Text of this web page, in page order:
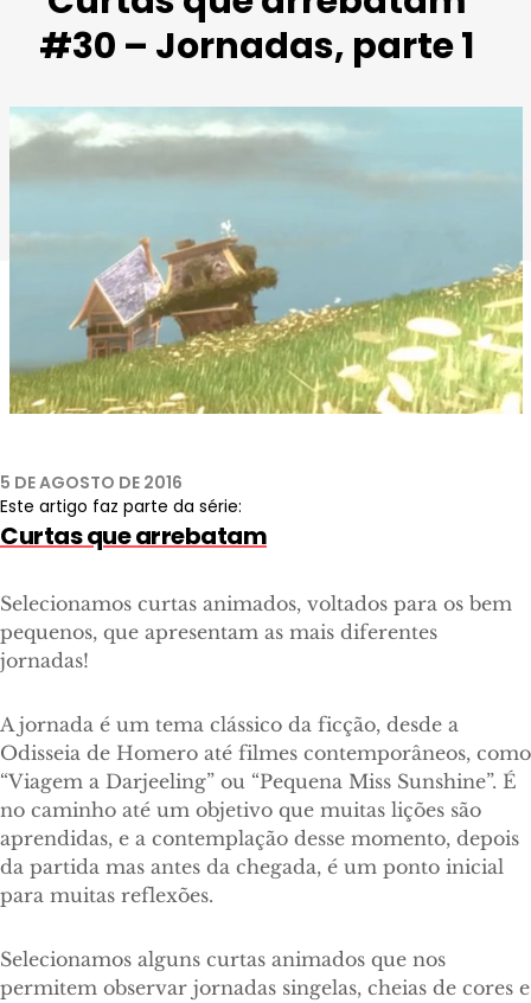
#30 – Jornadas, parte 1
5 DE AGOSTO DE 2016
Este artigo faz parte da série:
Curtas que arrebatam
Selecionamos curtas animados, voltados para os bem
pequenos, que apresentam as mais diferentes
jornadas!
A jornada é um tema clássico da ficção, desde a
Odisseia de Homero até filmes contemporâneos, como
“Viagem a Darjeeling” ou “Pequena Miss Sunshine”. É
no caminho até um objetivo que muitas lições são
aprendidas, e a contemplação desse momento, depois
da partida mas antes da chegada, é um ponto inicial
para muitas reflexões.
Selecionamos alguns curtas animados que nos
permitem observar jornadas singelas, cheias de cores e